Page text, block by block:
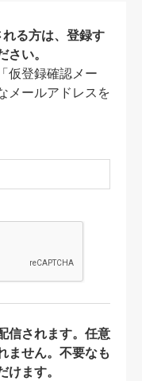
る方は、登録す
い。
仮登録確認メー
メールアドレスを
信されます。任意
ません。不要なも
ます。